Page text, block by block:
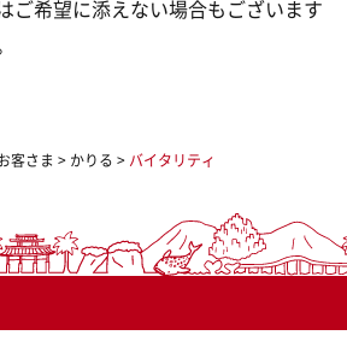
ご希望に添えない場合もございます
客さま > かりる > バイタリティ